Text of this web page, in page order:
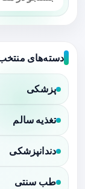
دسته‌های
پزشکی
تغذیه سالم
دندانپزشکی
طب سنتی